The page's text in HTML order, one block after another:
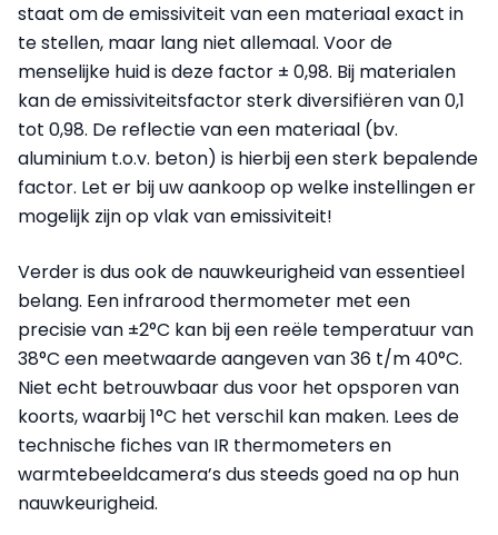
staat om de emissiviteit van een materiaal exact in
te stellen, maar lang niet allemaal. Voor de
menselijke huid is deze factor ± 0,98. Bij materialen
kan de emissiviteitsfactor sterk diversifiëren van 0,1
tot 0,98. De reflectie van een materiaal (bv.
aluminium t.o.v. beton) is hierbij een sterk bepalende
factor. Let er bij uw aankoop op welke instellingen er
mogelijk zijn op vlak van emissiviteit!
Verder is dus ook de nauwkeurigheid van essentieel
belang. Een infrarood thermometer met een
precisie van ±2°C kan bij een reële temperatuur van
38°C een meetwaarde aangeven van 36 t/m 40°C.
Niet echt betrouwbaar dus voor het opsporen van
koorts, waarbij 1°C het verschil kan maken. Lees de
technische fiches van IR thermometers en
warmtebeeldcamera’s dus steeds goed na op hun
nauwkeurigheid.